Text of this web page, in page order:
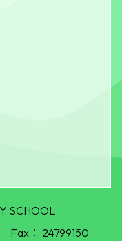
SCHOOL
Fax： 24799150